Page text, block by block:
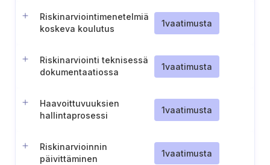
Riskinarviointimenetelmiä
koskeva koulutus
1vaatimusta
Riskinarviointi teknisessä
dokumentaatiossa
1vaatimusta
Haavoittuvuuksien
hallintaprosessi
1vaatimusta
Riskinarvioinnin
päivittäminen
1vaatimusta